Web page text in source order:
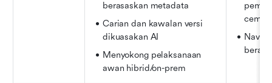
berasaskan metadata
Carian dan kawalan versi
dikuasakan AI
Menyokong pelaksanaan
awan hibrid/on-prem